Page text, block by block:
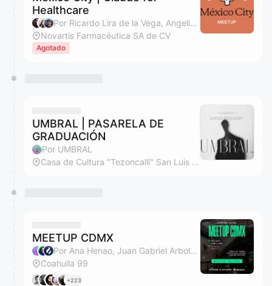
Healthcare
Por Ricardo Lira de la Vega, Angelina Mendoza y Cesar Méndez
Novartis Farmacéutica SA de CV
Agotado
UMBRAL | PASARELA DE
GRADUACIÓN
Por UMBRAL
Casa de Cultura "Tezoncalli" San Luis Huexotla
MEETUP CDMX
Por Ana Henao, Juan Gabriel Arboleda y Startuplinks Community
Coahuila 99
+223